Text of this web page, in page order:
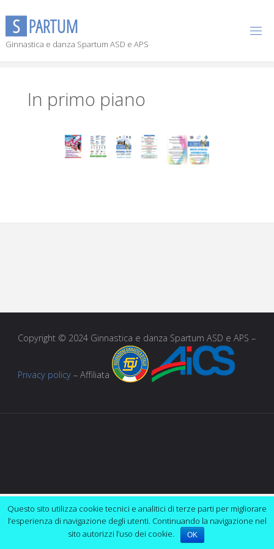
S PARTUM
Ginnastica e danza Spartum ASD e APS
In primo piano
Copyright © 2024 Ginnastica e danza Spartum ASD e APS –
Privacy policy– Affiliata
Questo sito utilizza cookie tecnici e analitici di terze parti per migliorare
l’esperienza di navigazione degli utenti. Continuando la navigazione nel
sito autorizzi l’uso dei cookie.
OK